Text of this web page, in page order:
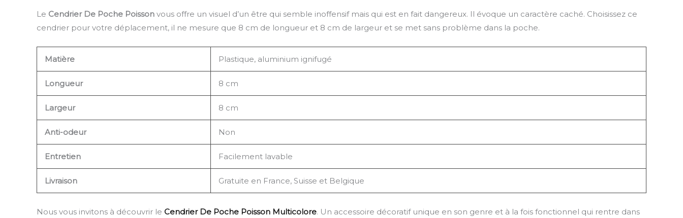
Le Cendrier De Poche Poisson vous offre un visuel d’un être qui semble inoffensif mais qui est en fait dangereux. Il évoque un caractère caché. Choisissez ce
cendrier pour votre déplacement, il ne mesure que 8 cm de longueur et 8 cm de largeur et se met sans problème dans la poche.
Matière Plastique, aluminium ignifugé
Longueur 8 cm
Largeur 8 cm
Anti-odeur Non
Entretien Facilement lavable
Livraison Gratuite en France, Suisse et Belgique
Nous vous invitons à découvrir le Cendrier De Poche Poisson Multicolore. Un accessoire décoratif unique en son genre et à la fois fonctionnel qui rentre dans